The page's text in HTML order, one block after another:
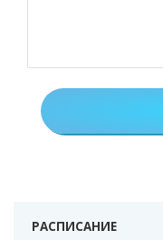
РАСПИСАНИЕ